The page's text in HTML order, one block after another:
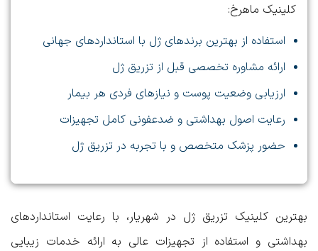
کلینیک ماهرخ:
استفاده از بهترین برندهای ژل با استانداردهای جهانی
ارائه مشاوره تخصصی قبل از تزریق ژل
ارزیابی وضعیت پوست و نیازهای فردی هر بیمار
رعایت اصول بهداشتی و ضدعفونی کامل تجهیزات
حضور پزشک متخصص و با تجربه در تزریق ژل
بهترین کلینیک تزریق ژل در شهریار، با رعایت استانداردهای
بهداشتی و استفاده از تجهیزات عالی به ارائه خدمات زیبایی